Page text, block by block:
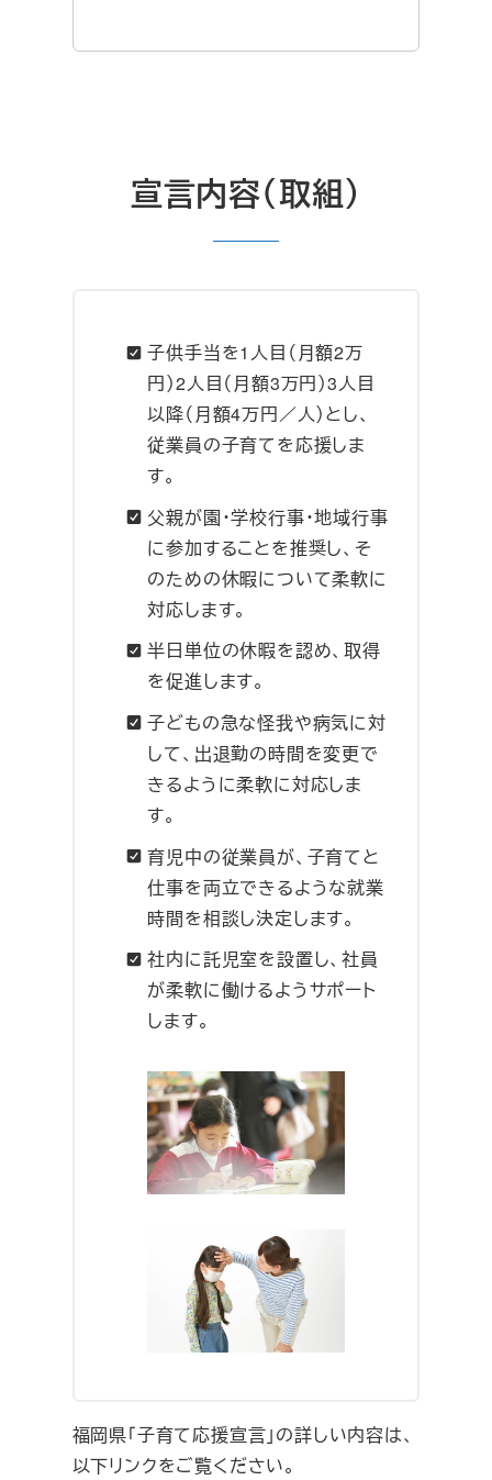
宣言内容（取組）
子供手当を1人目（月額2万
円）2人目（月額3万円）3人目
以降（月額4万円／人）とし、
従業員の子育てを応援しま
す。
父親が園・学校行事・地域行事
に参加することを推奨し、そ
のための休暇について柔軟に
対応します。
半日単位の休暇を認め、取得
を促進します。
子どもの急な怪我や病気に対
して、出退勤の時間を変更で
きるように柔軟に対応しま
す。
育児中の従業員が、子育てと
仕事を両立できるような就業
時間を相談し決定します。
社内に託児室を設置し、社員
が柔軟に働けるようサポート
します。
福岡県「子育て応援宣言」の詳しい内容は、
以下リンクをご覧ください。